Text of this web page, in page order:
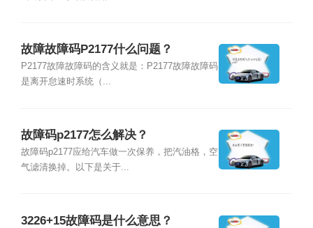
故障故障码P2177什么问题？
P2177故障故障码的含义就是：P2177故障故障码
是离开怠速时系统（...
故障码p2177怎么解决？
故障码p2177应给汽车做一次保养，把汽油格，空
气滤清换掉。以下是关于...
3226+15故障码是什么意思？